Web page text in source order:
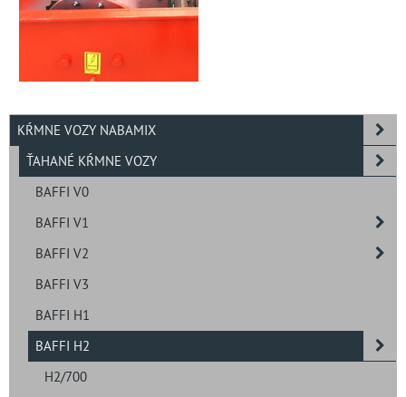
KŔMNE VOZY NABAMIX
ŤAHANÉ KŔMNE VOZY
BAFFI V0
BAFFI V1
BAFFI V2
BAFFI V3
BAFFI H1
BAFFI H2
H2/700